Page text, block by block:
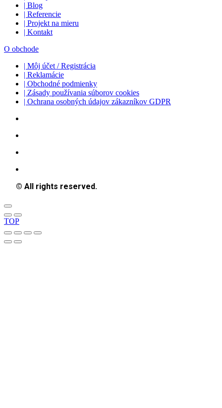
| Blog
| Referencie
| Projekt na mieru
| Kontakt
O obchode
| Môj účet / Registrácia
| Reklamácie
| Obchodné podmienky
| Zásady používania súborov cookies
| Ochrana osobných údajov zákazníkov GDPR
© All rights reserved.
TOP